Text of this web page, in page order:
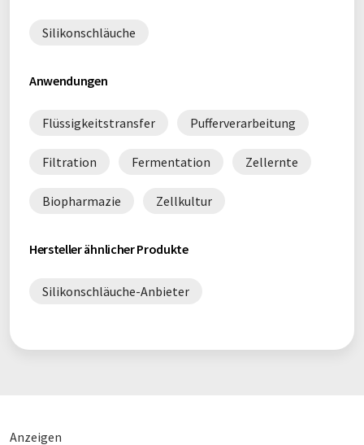
Silikonschläuche
Anwendungen
Flüssigkeitstransfer Pufferverarbeitung
Filtration Fermentation Zellernte
Biopharmazie Zellkultur
Hersteller ähnlicher Produkte
Silikonschläuche-Anbieter
Anzeigen